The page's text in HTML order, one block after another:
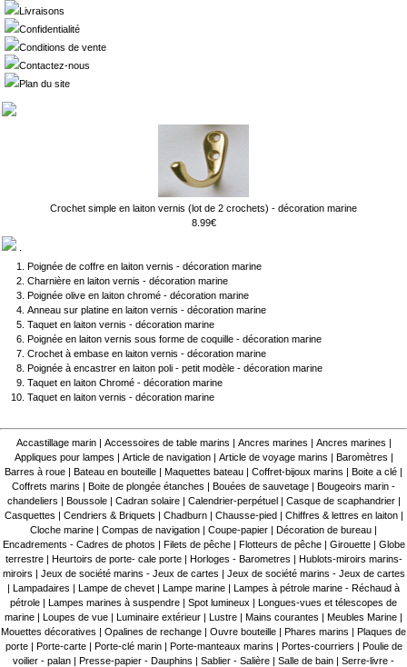
Livraisons
Confidentialité
Conditions de vente
Contactez-nous
Plan du site
Crochet simple en laiton vernis (lot de 2 crochets) - décoration marine
8.99€
Poignée de coffre en laiton vernis - décoration marine
Charnière en laiton vernis - décoration marine
Poignée olive en laiton chromé - décoration marine
Anneau sur platine en laiton vernis - décoration marine
Taquet en laiton vernis - décoration marine
Poignée en laiton vernis sous forme de coquille - décoration marine
Crochet à embase en laiton vernis - décoration marine
Poignée à encastrer en laiton poli - petit modèle - décoration marine
Taquet en laiton Chromé - décoration marine
Taquet en laiton vernis - décoration marine
Accastillage marin| Accessoires de table marins | Ancres marines | Ancres marines |
Appliques pour lampes | Article de navigation| Article de voyage marins | Baromètres |
Barres à roue | Bateau en bouteille | Maquettes bateau | Coffret-bijoux marins | Boite a clé |
Coffrets marins | Boite de plongée étanches | Bouées de sauvetage | Bougeoirs marin -
chandeliers | Boussole| Cadran solaire| Calendrier-perpétuel| Casque de scaphandrier|
Casquettes | Cendriers & Briquets | Chadburn| Chausse-pied| Chiffres & lettres en laiton|
Cloche marine | Compas de navigation | Coupe-papier | Décoration de bureau |
Encadrements - Cadres de photos | Filets de pêche| Flotteurs de pêche| Girouette| Globe
terrestre| Heurtoirs de porte- cale porte| Horloges - Barometres | Hublots-miroirs marins-
miroirs | Jeux de société marins - Jeux de cartes | Jeux de société marins - Jeux de cartes
| Lampadaires | Lampe de chevet | Lampe marine | Lampes à pétrole marine - Réchaud à
pétrole | Lampes marines à suspendre | Spot lumineux | Longues-vues et télescopes de
marine | Loupes de vue | Luminaire extérieur | Lustre | Mains courantes | Meubles Marine |
Mouettes décoratives | Opalines de rechange | Ouvre bouteille | Phares marins | Plaques de
porte| Porte-carte| Porte-clé marin | Porte-manteaux marins | Portes-courriers | Poulie de
voilier - palan | Presse-papier - Dauphins | Sablier - Salière | Salle de bain | Serre-livre -